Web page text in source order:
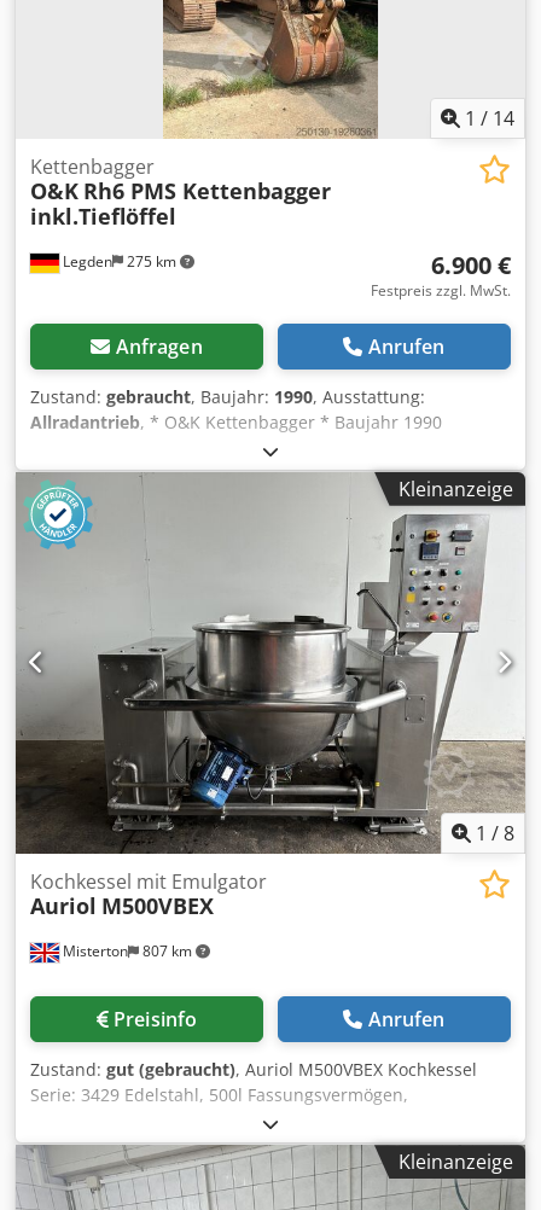
1 / 14
Legden 275 km
Kettenbagger
O&K Rh6 PMS Kettenbagger
inkl.Tieflöffel
6.900 €
Festpreis zzgl. MwSt.
Anfragen Anrufen
Zustand: gebraucht, Baujahr: 1990, Ausstattung:
Allradantrieb, * O&K Kettenbagger * Baujahr 1990
Cjdpfswpptljx Agpsha * Scheibe Defekt * Reparatur
Bedürftig * Arbeitsscheinwerfer * Tieflöffel ----Interne
Fahrzeugnummer: 10119-----Irrtümer&Zwischenverkauf
vorbehalten
Kleinanzeige
1 /8
Misterton 807 km
Kochkessel mit Emulgator
Auriol M500VBEX
Preisinfo Anrufen
Zustand: gut (gebraucht), Auriol M500VBEX Kochkessel
Serie: 3429 Edelstahl, 500l Fassungsvermögen,
Dampfmantel, Emulgator mit unten montiertem Motor,
Emulgatordurchmesser 120mm, variable Geschwindigkeit,
automatische Kippfunktion zum Entladen, auf Wägezellen,
3Ph Codpfx Aenbd S Tegpeha
Kleinanzeige